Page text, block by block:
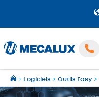
LOGICIELS
> Logiciels > Outils Easy >